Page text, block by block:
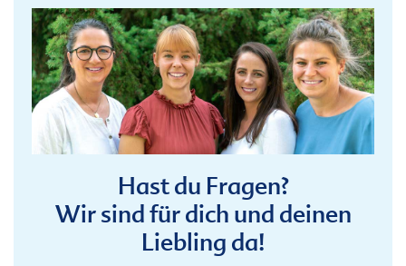
Hast du Fragen?
Wir sind für dich und deinen
Liebling da!